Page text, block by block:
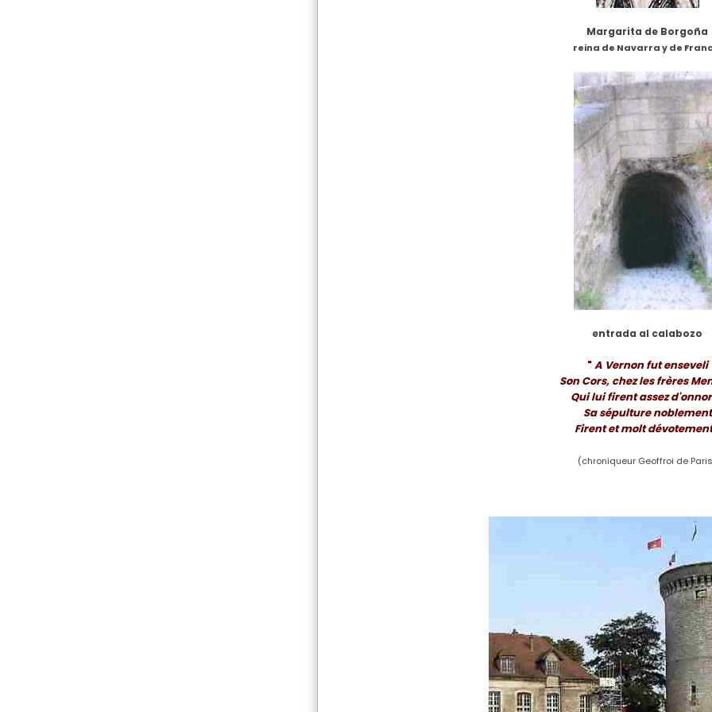
Margarita de Borgoña
reina de Navarra y de
entrada al calabozo
"A Vernon fut enseveli
Son Cors, chez les frères
Qui lui firent assez
Sa sépulture noblement
Firent et molt dévotement
(chroniqueur Geoffroi de